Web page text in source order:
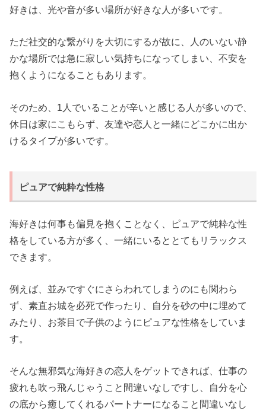
好きは、光や音が多い場所が好きな人が多いです。
ただ社交的な繋がりを大切にするが故に、人のいない静
かな場所では急に寂しい気持ちになってしまい、不安を
抱くようになることもあります。
そのため、1人でいることが辛いと感じる人が多いので、
休日は家にこもらず、友達や恋人と一緒にどこかに出か
けるタイプが多いです。
ピュアで純粋な性格
海好きは何事も偏見を抱くことなく、ピュアで純粋な性
格をしている方が多く、一緒にいるととてもリラックス
できます。
例えば、並みですぐにさらわれてしまうのにも関わら
ず、素直お城を必死で作ったり、自分を砂の中に埋めて
みたり、お茶目で子供のようにピュアな性格をしていま
す。
そんな無邪気な海好きの恋人をゲットできれば、仕事の
疲れも吹っ飛んじゃうこと間違いなしですし、自分を心
の底から癒してくれるパートナーになること間違いなし